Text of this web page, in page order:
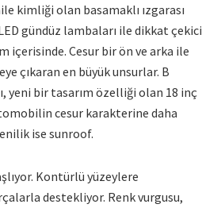
kimliği olan basamaklı ızgarası
gündüz lambaları ile dikkat çekici
içerisinde. Cesur bir ön ve arka ile
çıkaran en büyük unsurlar. B
yeni bir tasarım özelliği olan 18 inç
cesur karakterine daha
ise sunroof.
Kontürlü yüzeylere
destekliyor. Renk vurgusu,